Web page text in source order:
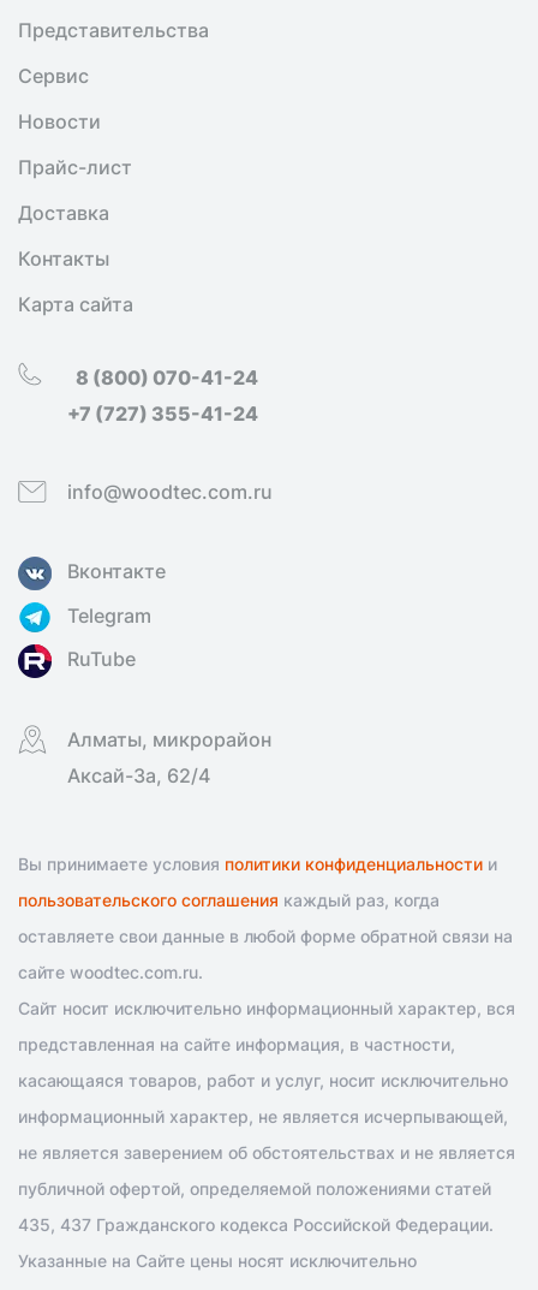
Представительства
Сервис
Новости
Прайс-лист
Доставка
Контакты
Карта сайта
8 (800) 070-41-24
+7 (727) 355-41-24
info@woodtec.com.ru
Вконтакте
Telegram
RuTube
Алматы, микрорайон
Аксай-3а, 62/4
Вы принимаете условия политики конфиденциальности и
пользовательского соглашения каждый раз, когда
оставляете свои данные в любой форме обратной связи на
сайте woodtec.com.ru.
Сайт носит исключительно информационный характер, вся
представленная на сайте информация, в частности,
касающаяся товаров, работ и услуг, носит исключительно
информационный характер, не является исчерпывающей,
не является заверением об обстоятельствах и не является
публичной офертой, определяемой положениями статей
435, 437 Гражданского кодекса Российской Федерации.
Указанные на Сайте цены носят исключительно